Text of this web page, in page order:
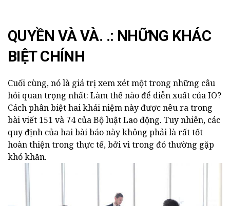
QUYỀN VÀ VÀ. .: NHỮNG KHÁC
BIỆT CHÍNH
Cuối cùng, nó là giá trị xem xét một trong những câu
hỏi quan trọng nhất: Làm thế nào để diễn xuất của IO?
Cách phân biệt hai khái niệm này được nêu ra trong
bài viết 151 và 74 của Bộ luật Lao động. Tuy nhiên, các
quy định của hai bài báo này không phải là rất tốt
hoàn thiện trong thực tế, bởi vì trong đó thường gặp
khó khăn.